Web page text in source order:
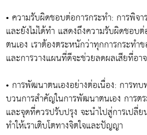
• ความรับผิดชอบต่อการกระทำ: การพิจ
และยังไม่ได้ทำ แสดงถึงความรับผิดชอบ
ตนเอง เราต้องตระหนักว่าทุกการกระทำ
และการวางแผนที่ดีจะช่วยลดผลเสียที่อา
• การพัฒนาตนเองอย่างต่อเนื่อง: การท
บวนการสำคัญในการพัฒนาตนเอง การ
และจุดที่ควรปรับปรุง จะนำไปสู่การเปลี่
ทำให้เราเติบโตทางจิตใจและปัญญา